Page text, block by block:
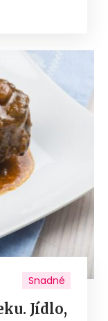
Snadné
Jídlo,